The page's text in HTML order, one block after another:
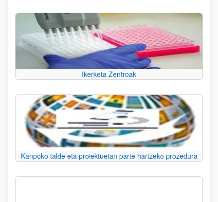
Ikerketa Zentroak
Kanpoko talde eta proiektuetan parte hartzeko prozedura